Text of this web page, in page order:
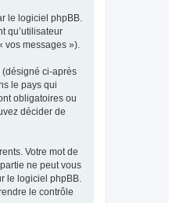
le logiciel phpBB.
qu’utilisateur
messages »).
(désigné ci-après
le pays qui
obligatoires ou
décider de
Votre mot de
ne peut vous
le logiciel phpBB.
le contrôle